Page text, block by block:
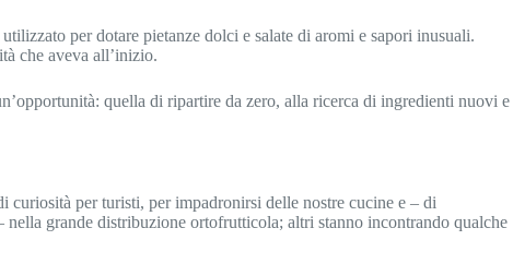
per dotare pietanze dolci e salate di aromi e sapori inusuali.
che aveva all’inizio.
quella di ripartire da zero, alla ricerca di ingredienti nuovi e
curiosità per turisti, per impadronirsi delle nostre cucine e – di
grande distribuzione ortofrutticola; altri stanno incontrando qualche